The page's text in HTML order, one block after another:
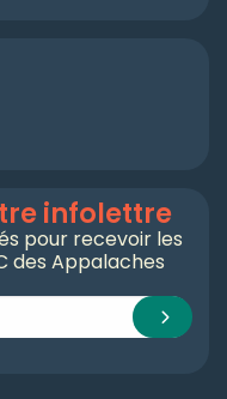
infolettre
pour recevoir les
des Appalaches